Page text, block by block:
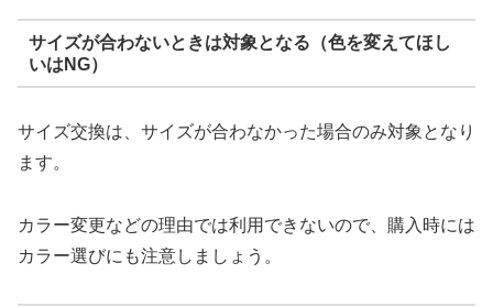
サイズが合わないときは対象となる（色を変えてほし
いはNG）
サイズ交換は、サイズが合わなかった場合のみ対象となり
ます。
カラー変更などの理由では利用できないので、購入時には
カラー選びにも注意しましょう。